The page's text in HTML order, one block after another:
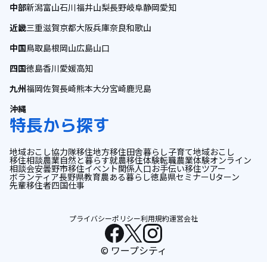
中部新潟富山石川福井山梨長野岐阜静岡愛知
近畿三重滋賀京都大阪兵庫奈良和歌山
中国鳥取島根岡山広島山口
四国徳島香川愛媛高知
九州福岡佐賀長崎熊本大分宮崎鹿児島
沖縄
特長から探す
地域おこし協力隊移住地方移住田舎暮らし子育て地域おこし
移住相談農業自然と暮らす就農移住体験転職農業体験オンライン
相談会安曇野市移住イベント関係人口お手伝い移住ツアー
ボランティア長野県教育農ある暮らし徳島県セミナーUターン
先輩移住者四国仕事
プライバシーポリシー利用規約運営会社
© ワープシティ